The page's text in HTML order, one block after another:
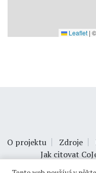
Leaflet | ©
O projektu Zdroje
Jak citovat